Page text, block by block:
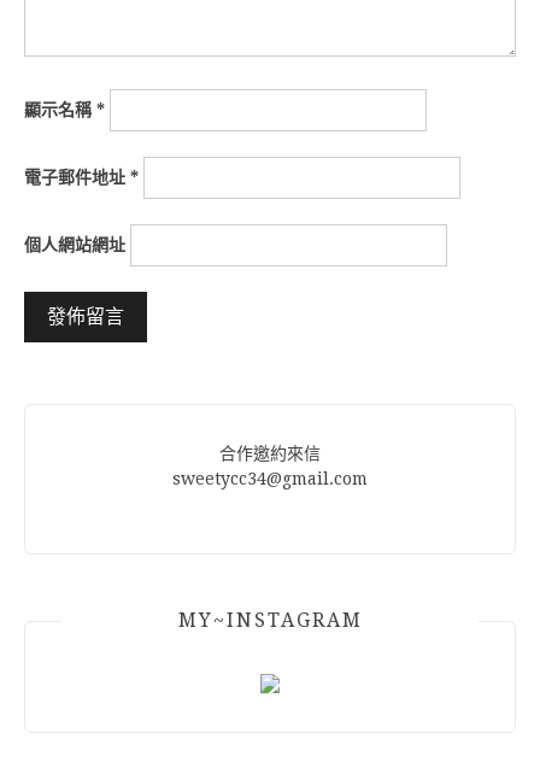
顯示名稱*
電子郵件地址 *
個人網站網址
合作邀約來信
sweetycc34@gmail.com
MY~INSTAGRAM